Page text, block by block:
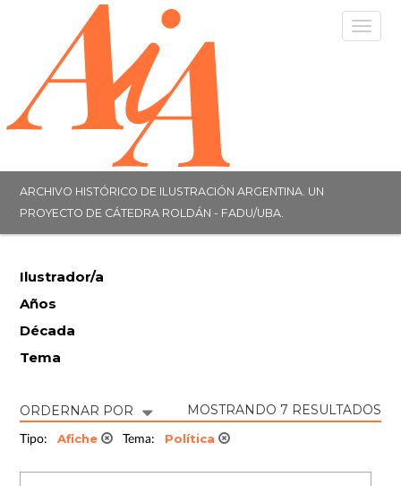
ARCHIVO HISTÓRICO DE ILUSTRACIÓN ARGENTINA. UN
PROYECTO DE CÁTEDRA ROLDÁN - FADU/UBA.
Ilustrador/a
Años
Década
Tema
ORDERNAR POR MOSTRANDO 7 RESULTADOS
Tipo: Afiche Tema: Política